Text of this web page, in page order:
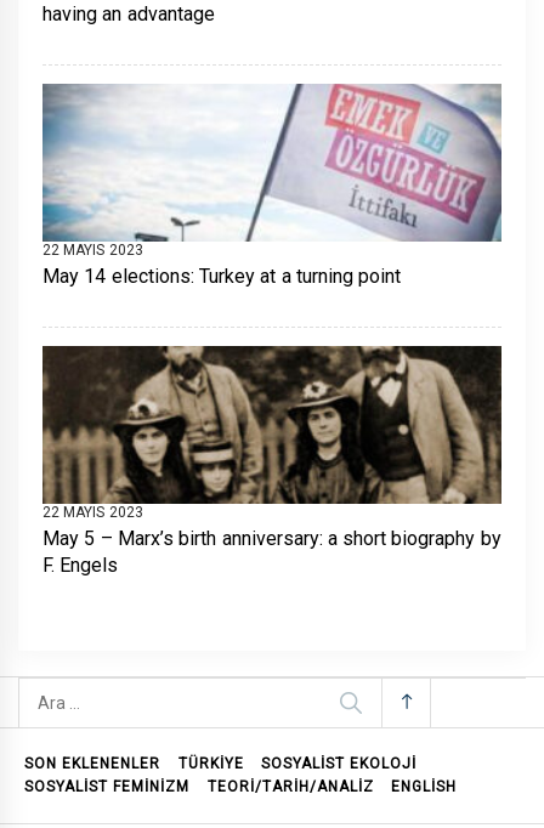
having an advantage
22 MAYIS 2023
May 14 elections: Turkey at a turning point
22 MAYIS 2023
May 5 – Marx’s birth anniversary: a short biography by
F. Engels
Arama:
SON EKLENENLER TÜRKİYE
SOSYALIST EKOLOJI
SOSYALIST FEMINIZM
TEORI/TARIH/ANALIZ ENGLISH